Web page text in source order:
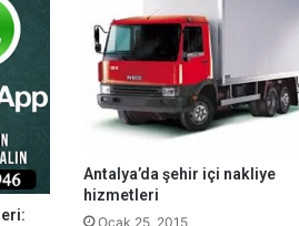
Antalya’da şehir içi nakliye
hizmetleri
Ocak 25, 2015